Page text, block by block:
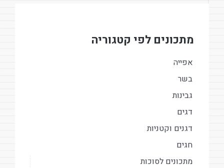
מתכונים לפי קטגוריה
אפייה
בשר
גבינות
דגים
דגנים וקטניות
חגים
מתכונים לסוכות